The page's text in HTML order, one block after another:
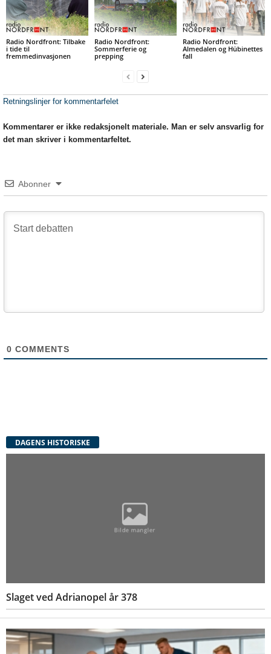
Radio Nordfront: Tilbake
i tide til
fremmedinvasjonen
Radio Nordfront:
Sommerferie og
prepping
Radio Nordfront:
Almedalen og Hübinettes
fall
Retningslinjer for kommentarfelet
Kommentarer er ikke redaksjonelt materiale. Man er selv ansvarlig for
det man skriver i kommentarfeltet.
Abonner
0 COMMENTS
DAGENS HISTORISKE
Slaget ved Adrianopel år 378